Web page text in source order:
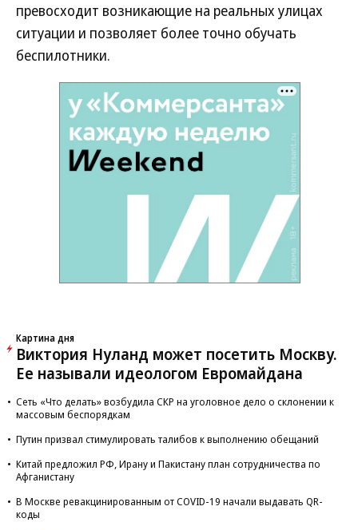
превосходит возникающие на реальных улицах
ситуации и позволяет более точно обучать
беспилотники.
Картина дня
Виктория Нуланд может посетить Москву.
Ее называли идеологом Евромайдана
Сеть «Что делать» возбудила СКР на уголовное дело о склонении к
массовым беспорядкам
Путин призвал стимулировать талибов к выполнению обещаний
Китай предложил РФ, Ирану и Пакистану план сотрудничества по
Афганистану
В Москве ревакцинированным от COVID-19 начали выдавать QR-
коды